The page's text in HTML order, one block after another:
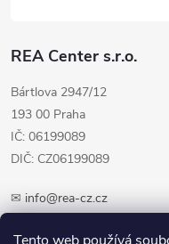
REA Center s.r.o.
Bártlova 2947/12
193 00 Praha
IČ: 06199089
DIČ: CZ06199089
✉ info@rea-cz.cz